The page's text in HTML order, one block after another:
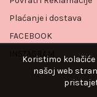
Plaćanje i dostava
FACEBOOK
INSTAGRAM
Koristimo
našoj web